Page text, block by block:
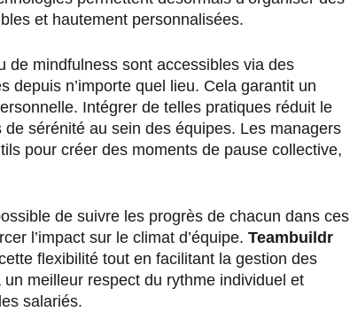
et hautement personnalisées.
de mindfulness sont accessibles via des
depuis n’importe quel lieu. Cela garantit un
Intégrer de telles pratiques réduit le
sérénité au sein des équipes. Les managers
pour créer des moments de pause collective,
de suivre les progrès de chacun dans ces
l’impact sur le climat d’équipe. Teambuildr
flexibilité tout en facilitant la gestion des
meilleur respect du rythme individuel et
salariés.